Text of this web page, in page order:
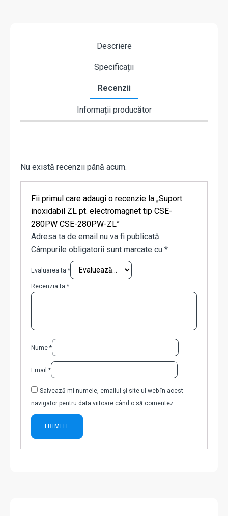
Descriere
Specificații
Recenzii
Informații producător
Nu există recenzii până acum.
Fii primul care adaugi o recenzie la „Suport
inoxidabil ZL pt. electromagnet tip CSE-
280PW CSE-280PW-ZL”
Adresa ta de email nu va fi publicată.
Câmpurile obligatorii sunt marcate cu *
Evaluarea ta *
Recenzia ta *
Nume *
Email *
Salvează-mi numele, emailul și site-ul web în acest
navigator pentru data viitoare când o să comentez.